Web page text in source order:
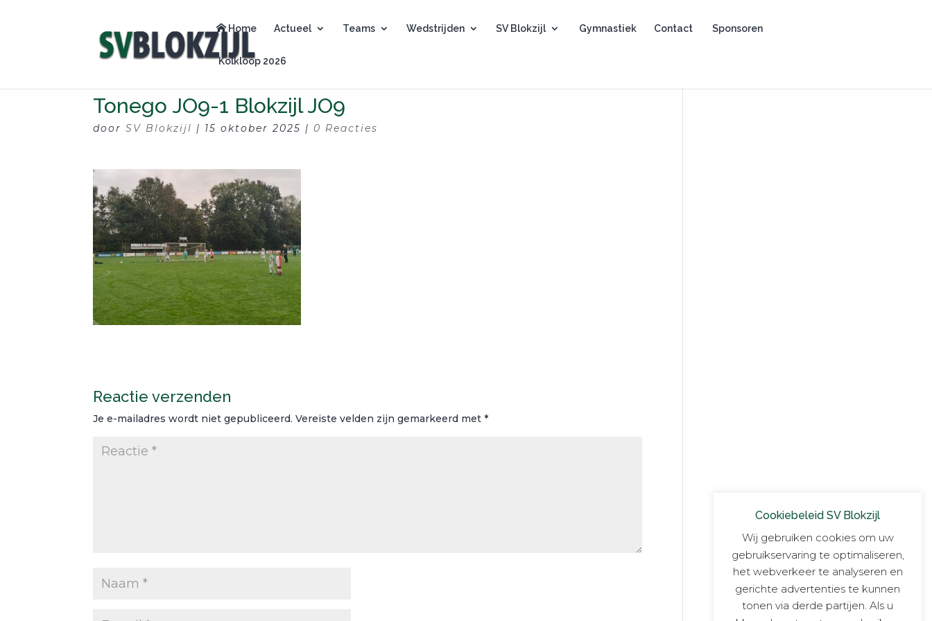
Home Actueel Teams Wedstrijden SV Blokzijl Gymnastiek Contact Sponsoren
Kolkloop 2026
Tonego JO9-1 Blokzijl JO9
doorSV Blokzijl | 15 oktober 2025 | 0 Reacties
Reactie verzenden
Je e-mailadres wordt niet gepubliceerd. Vereiste velden zijn gemarkeerd met*
Cookiebeleid SV Blokzijl
Wij gebruiken cookies om uw
gebruikservaring te optimaliseren,
het webverkeer te analyseren en
gerichte advertenties te kunnen
tonen via derde partijen. Als u